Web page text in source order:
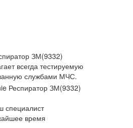
всегда тестируемую
службами МЧС.
специалист
время